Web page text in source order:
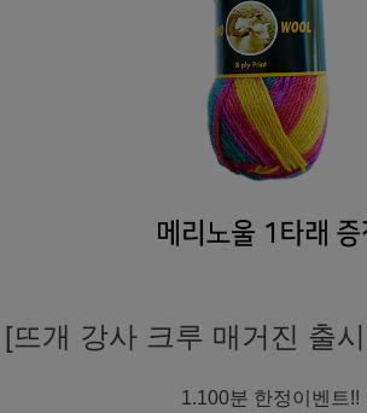
[뜨개 강사 크루 매거진 출
1.100분 한정이벤트!!